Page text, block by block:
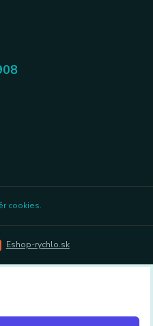
cookies.
Eshop-rychlo.sk